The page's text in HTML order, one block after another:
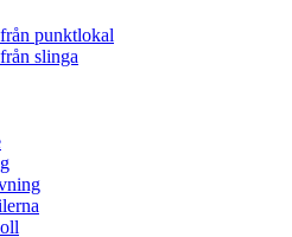
punktlokal
slinga